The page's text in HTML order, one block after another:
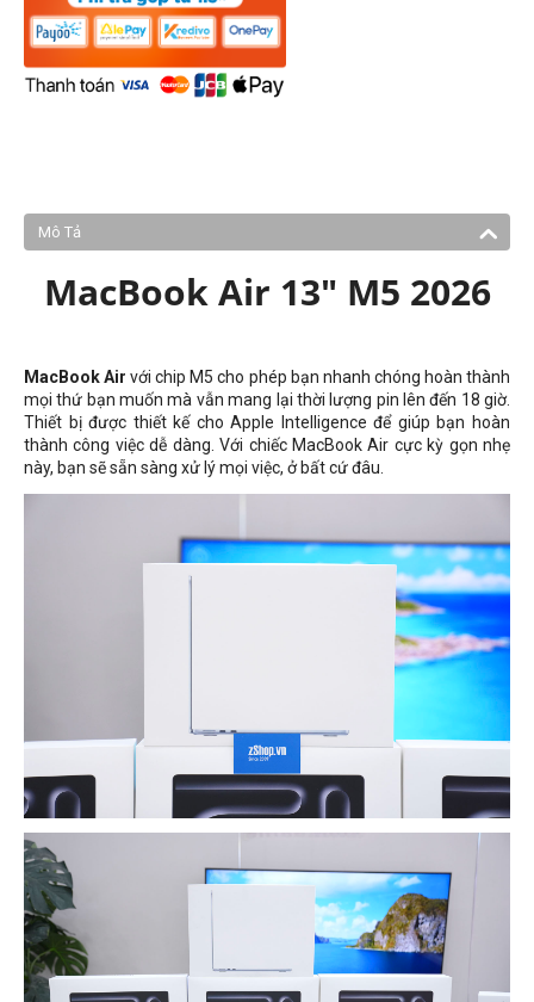
Mô Tả
MacBook Air 13" M5 2026
MacBook Air với chip M5 cho phép bạn nhanh chóng hoàn thành
mọi thứ bạn muốn mà vẫn mang lại thời lượng pin lên đến 18 giờ.
Thiết bị được thiết kế cho Apple Intelligence để giúp bạn hoàn
thành công việc dễ dàng. Với chiếc MacBook Air cực kỳ gọn nhẹ
này, bạn sẽ sẵn sàng xử lý mọi việc, ở bất cứ đâu.